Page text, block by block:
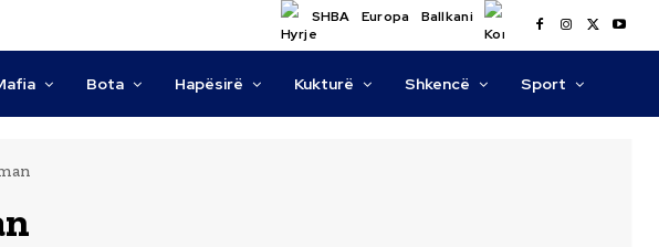
SHBA Europa Ballkani
Bota Hapësirë Kukturë Shkencë Sport